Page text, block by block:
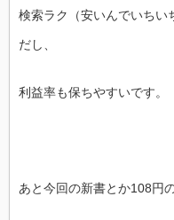
検索ラク（安いんでいちい
だし、
利益率も保ちやすいです。
あと今回の新書とか108円